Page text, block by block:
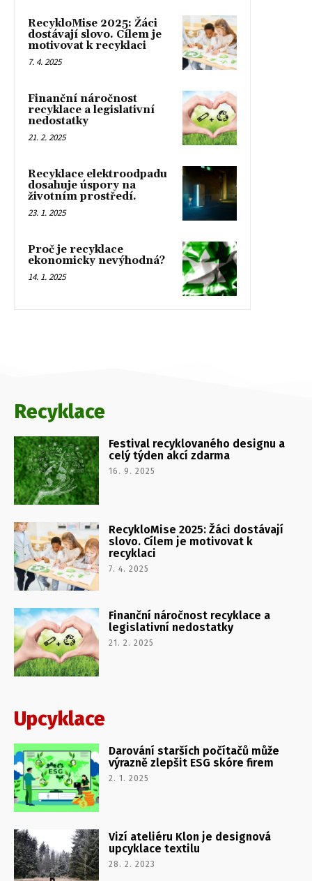
RecykloMise 2025: Žáci
dostávají slovo. Cílem je
motivovat k recyklaci
7. 4. 2025
Finanční náročnost
recyklace a legislativní
nedostatky
21. 2. 2025
Recyklace elektroodpadu
dosahuje úspory na
životním prostředí.
23. 1. 2025
Proč je recyklace
ekonomicky nevýhodná?
14. 1. 2025
Recyklace
Festival recyklovaného designu a
celý týden akcí zdarma
16. 9. 2025
RecykloMise 2025: Žáci dostávají
slovo. Cílem je motivovat k
recyklaci
7. 4. 2025
Finanční náročnost recyklace a
legislativní nedostatky
21. 2. 2025
Upcyklace
Darování starších počítačů může
výrazně zlepšit ESG skóre firem
2. 1. 2025
Vizí ateliéru Klon je designová
upcyklace textilu
28. 2. 2023